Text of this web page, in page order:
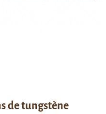
de tungstène